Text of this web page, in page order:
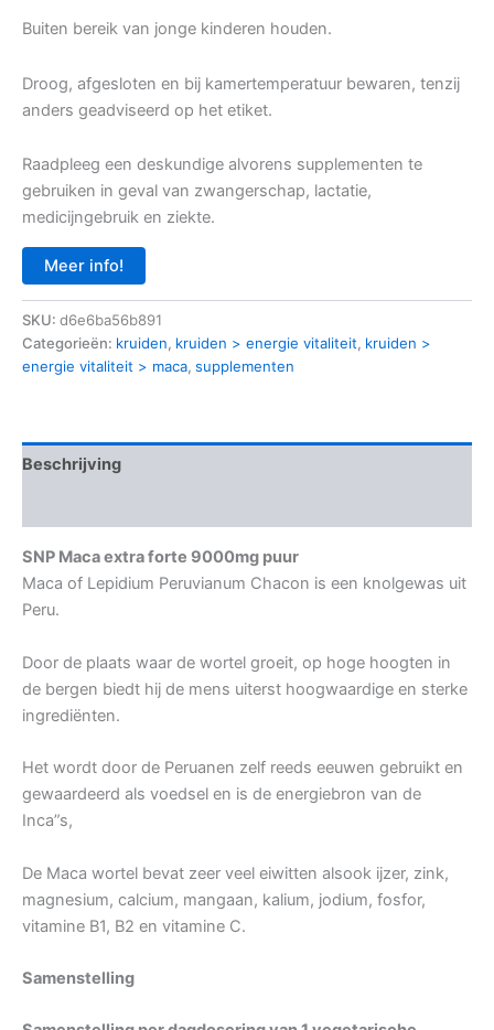
Buiten bereik van jonge kinderen houden.
Droog, afgesloten en bij kamertemperatuur bewaren, tenzij
anders geadviseerd op het etiket.
Raadpleeg een deskundige alvorens supplementen te
gebruiken in geval van zwangerschap, lactatie,
medicijngebruik en ziekte.
Meer info!
SKU: d6e6ba56b891
Categorieën: kruiden, kruiden > energie vitaliteit, kruiden >
energie vitaliteit > maca, supplementen
Beschrijving
SNP Maca extra forte 9000mg puur
Maca of Lepidium Peruvianum Chacon is een knolgewas uit
Peru.
Door de plaats waar de wortel groeit, op hoge hoogten in
de bergen biedt hij de mens uiterst hoogwaardige en sterke
ingrediënten.
Het wordt door de Peruanen zelf reeds eeuwen gebruikt en
gewaardeerd als voedsel en is de energiebron van de
Inca”s,
De Maca wortel bevat zeer veel eiwitten alsook ijzer, zink,
magnesium, calcium, mangaan, kalium, jodium, fosfor,
vitamine B1, B2 en vitamine C.
Samenstelling